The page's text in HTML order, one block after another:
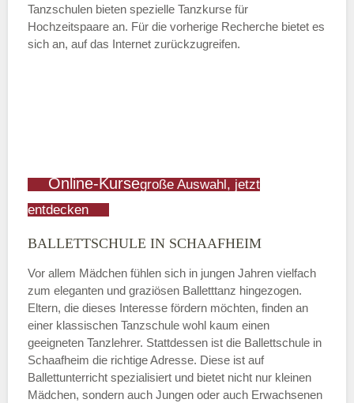
Tanzschulen bieten spezielle Tanzkurse für
Hochzeitspaare an. Für die vorherige Recherche bietet es
sich an, auf das Internet zurückzugreifen.
Online-Kursegroße Auswahl, jetzt
entdecken
BALLETTSCHULE IN SCHAAFHEIM
Vor allem Mädchen fühlen sich in jungen Jahren vielfach
zum eleganten und graziösen Balletttanz hingezogen.
Eltern, die dieses Interesse fördern möchten, finden an
einer klassischen Tanzschule wohl kaum einen
geeigneten Tanzlehrer. Stattdessen ist die Ballettschule in
Schaafheim die richtige Adresse. Diese ist auf
Ballettunterricht spezialisiert und bietet nicht nur kleinen
Mädchen, sondern auch Jungen oder auch Erwachsenen